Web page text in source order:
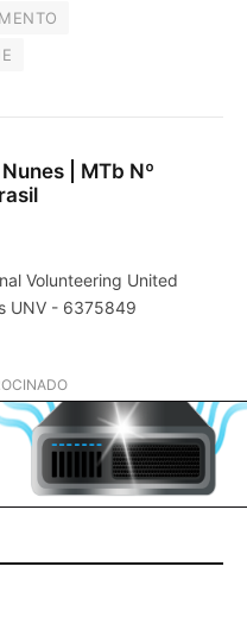
| MTb Nº
Volunteering United
UNV - 6375849